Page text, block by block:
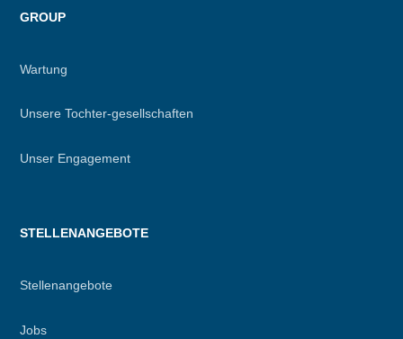
GROUP
Wartung
Unsere Tochter-gesellschaften
Unser Engagement
STELLENANGEBOTE
Stellenangebote
Jobs